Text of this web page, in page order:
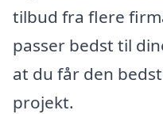
tilbud fra flere
passer bedst til
at du får den
projekt.